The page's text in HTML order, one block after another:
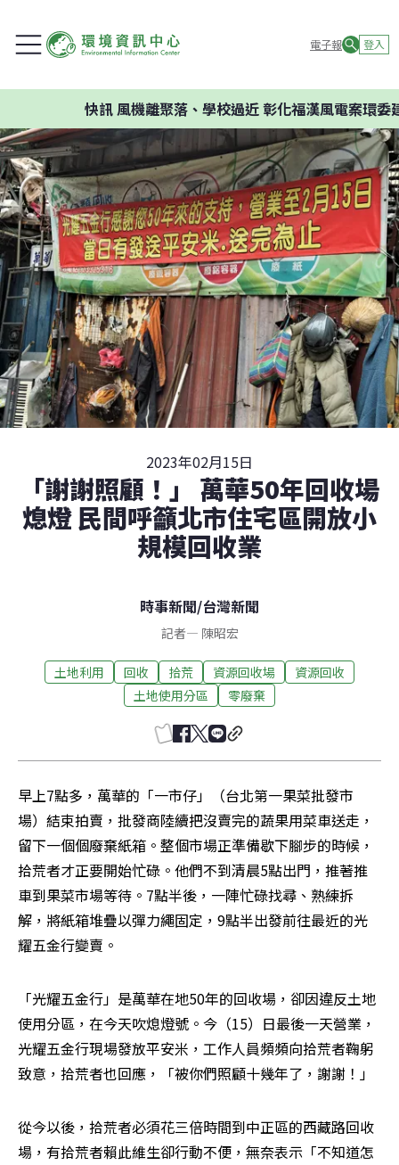
電子報 登入
風機離聚落、學校過近 彰化福漢風電案環委建議不應開發
2023年02月15日
「謝謝照顧！」 萬華50年回收場
熄燈 民間呼籲北市住宅區開放小
規模回收業
時事新聞/台灣新聞
記者— 陳昭宏
土地利用 回收 拾荒 資源回收場
資源回收
土地使用分區
零廢棄
早上7點多，萬華的「一市仔」（台北第一果菜批發市
場）結束拍賣，批發商陸續把沒賣完的蔬果用菜車送走，
留下一個個廢棄紙箱。整個市場正準備歇下腳步的時候，
拾荒者才正要開始忙碌。他們不到清晨5點出門，推著推
車到果菜市場等待。7點半後，一陣忙碌找尋、熟練拆
解，將紙箱堆疊以彈力繩固定，9點半出發前往最近的光
耀五金行變賣。
「光耀五金行」是萬華在地50年的回收場，卻因違反土地
使用分區，在今天吹熄燈號。今（15）日最後一天營業，
光耀五金行現場發放平安米，工作人員頻頻向拾荒者鞠躬
致意，拾荒者也回應，「被你們照顧十幾年了，謝謝！」
從今以後，拾荒者必須花三倍時間到中正區的西藏路回收
場，有拾荒者賴此維生卻行動不便，無奈表示「不知道怎